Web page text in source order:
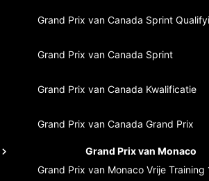
Grand Prix van Canada Sprint
Grand Prix van Canada Sprint
Grand Prix van Canada Kwalificatie
Grand Prix van Canada Grand Prix
Grand Prix van Monaco
Grand Prix van Monaco Vrije Training